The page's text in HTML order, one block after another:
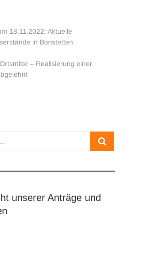
18.11.2022: Aktuelle
in Bonstetten
– Realisierung einer
Suchen
unserer Anträge und